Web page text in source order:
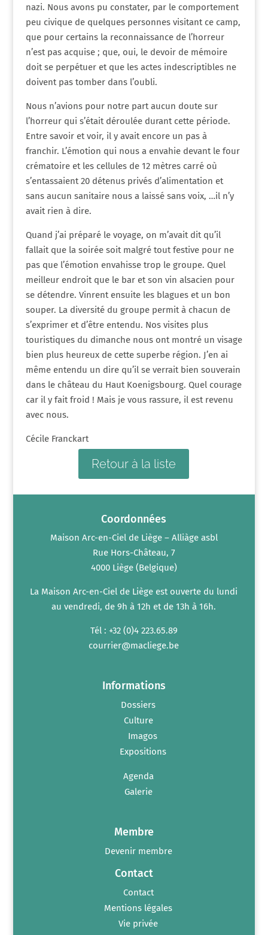
nazi. Nous avons pu constater, par le comportement
peu civique de quelques personnes visitant ce camp,
que pour certains la reconnaissance de l’horreur
n’est pas acquise ; que, oui, le devoir de mémoire
doit se perpétuer et que les actes indescriptibles ne
doivent pas tomber dans l’oubli.
Nous n’avions pour notre part aucun doute sur
l’horreur qui s’était déroulée durant cette période.
Entre savoir et voir, il y avait encore un pas à
franchir. L’émotion qui nous a envahie devant le four
crématoire et les cellules de 12 mètres carré où
s’entassaient 20 détenus privés d’alimentation et
sans aucun sanitaire nous a laissé sans voix, …il n’y
avait rien à dire.
Quand j’ai préparé le voyage, on m’avait dit qu’il
fallait que la soirée soit malgré tout festive pour ne
pas que l’émotion envahisse trop le groupe. Quel
meilleur endroit que le bar et son vin alsacien pour
se détendre. Vinrent ensuite les blagues et un bon
souper. La diversité du groupe permit à chacun de
s’exprimer et d’être entendu. Nos visites plus
touristiques du dimanche nous ont montré un visage
bien plus heureux de cette superbe région. J’en ai
même entendu un dire qu’il se verrait bien souverain
dans le château du Haut Koenigsbourg. Quel courage
car il y fait froid ! Mais je vous rassure, il est revenu
avec nous.
Cécile Franckart
Retour à la liste
Coordonnées
Maison Arc-en-Ciel de Liège – Alliàge asbl
Rue Hors-Château, 7
4000 Liège (Belgique)
La Maison Arc-en-Ciel de Liège est ouverte du lundi
au vendredi, de 9h à 12h et de 13h à 16h.
Tél : +32 (0)4 223.65.89
courrier@macliege.be
Informations
Dossiers
Culture
Imagos
Expositions
Agenda
Galerie
Membre
Devenir membre
Contact
Contact
Mentions légales
Vie privée